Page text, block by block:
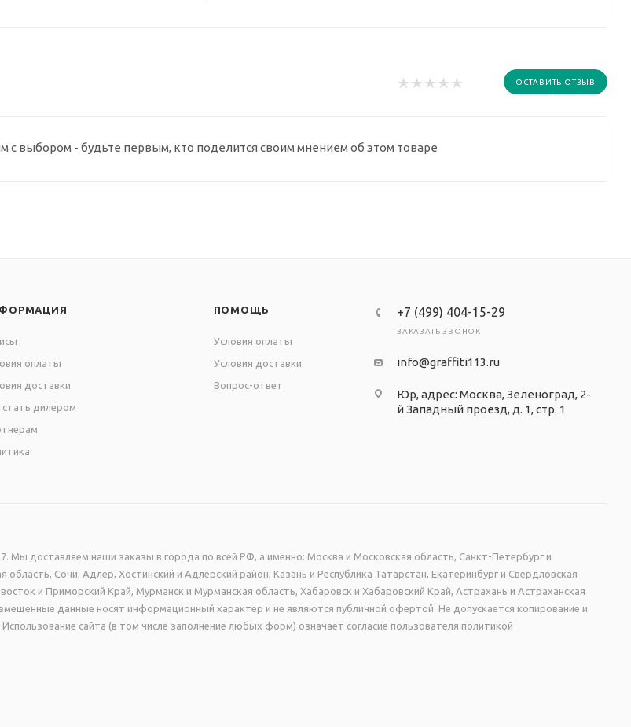
ОСТАВИТЬ ОТЗЫВ
с выбором - будьте первым, кто поделится своим мнением об этом товаре
оплаты
доставки
стать дилером
ПОМОЩЬ
Условия оплаты
Условия доставки
Вопрос-ответ
+7 (499) 404-15-29
ЗАКАЗАТЬ ЗВОНОК
info@graffiti113.ru
Юр, адрес: Москва, Зеленоград, 2-
й Западный проезд, д. 1, стр. 1
Мы доставляем наши заказы в города по всей РФ, а именно: Москва и Московская область, Санкт-Петербург и
Сочи, Адлер, Хостинский и Адлерский район, Казань и Республика Татарстан, Екатеринбург и Свердловская
и Приморский Край, Мурманск и Мурманская область, Хабаровск и Хабаровский Край, Астрахань и Астраханская
данные носят информационный характер и не являются публичной офертой. Не допускается копирование и
сайта (в том числе заполнение любых форм) означает согласие пользователя политикой